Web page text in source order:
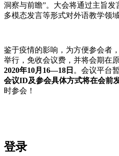
洞察与前瞻”。大会将通过主旨发
多模态发言等形式对外语教学领
鉴于疫情的影响，为方便参会者
举行，免收会议费，并将会期在
2020年10月16—18日 。会议平台
会议ID及参会具体方式将在会前
时参会！
登录